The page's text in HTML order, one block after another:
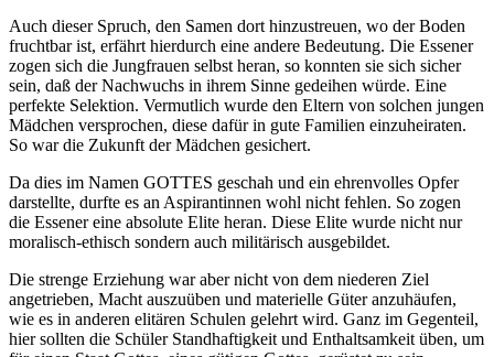
Auch dieser Spruch, den Samen dort hinzustreuen, wo der Boden
fruchtbar ist, erfährt hierdurch eine andere Bedeutung. Die Essener
zogen sich die Jungfrauen selbst heran, so konnten sie sich sicher
sein, daß der Nachwuchs in ihrem Sinne gedeihen würde. Eine
perfekte Selektion. Vermutlich wurde den Eltern von solchen jungen
Mädchen versprochen, diese dafür in gute Familien einzuheiraten.
So war die Zukunft der Mädchen gesichert.
Da dies im Namen GOTTES geschah und ein ehrenvolles Opfer
darstellte, durfte es an Aspirantinnen wohl nicht fehlen. So zogen
die Essener eine absolute Elite heran. Diese Elite wurde nicht nur
moralisch-ethisch sondern auch militärisch ausgebildet.
Die strenge Erziehung war aber nicht von dem niederen Ziel
angetrieben, Macht auszuüben und materielle Güter anzuhäufen,
wie es in anderen elitären Schulen gelehrt wird. Ganz im Gegenteil,
hier sollten die Schüler Standhaftigkeit und Enthaltsamkeit üben, um